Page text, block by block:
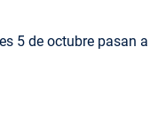
5 de octubre pasan